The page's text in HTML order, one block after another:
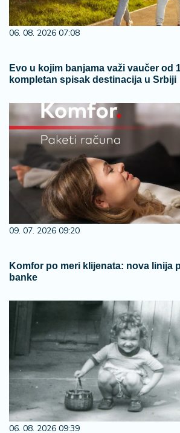
06. 08. 2026 07:08
Evo u kojim banjama važi vaučer od
kompletan spisak destinacija u Srbiji
09. 07. 2026 09:20
Komfor po meri klijenata: nova linija
banke
06. 08. 2026 09:39